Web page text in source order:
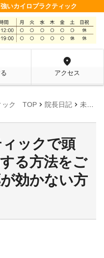
いカイロプラクティック
location_on
アクセス
ック TOP chevron_right 院長日記 chevron_right 未分類
ックで頭
る方法をご
効かない方